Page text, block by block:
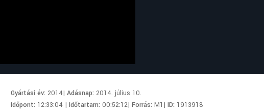
Gyártási év:2014|Adásnap:2014. július 10.
Időpont: 12:33:04 |Időtartam:00:52:12|Forrás:M1|ID: 1913918